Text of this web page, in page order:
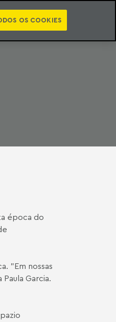
PT EN CATEGORIAS
época do
"Em nossas
Garcia.
OS COOKIES